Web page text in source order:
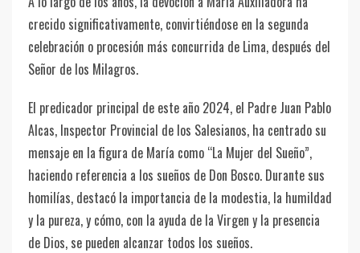
crecido significativamente, convirtiéndose en la segunda
celebración o procesión más concurrida de Lima, después del
Señor de los Milagros.
El predicador principal de este año 2024, el Padre Juan Pablo
Alcas, Inspector Provincial de los Salesianos, ha centrado su
mensaje en la figura de María como “La Mujer del Sueño”,
haciendo referencia a los sueños de Don Bosco. Durante sus
homilías, destacó la importancia de la modestia, la humildad
y la pureza, y cómo, con la ayuda de la Virgen y la presencia
de Dios, se pueden alcanzar todos los sueños.